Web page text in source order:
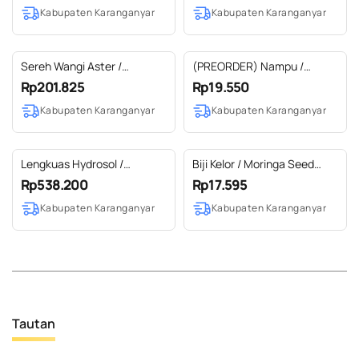
Kabupaten Karanganyar Kabupaten Karanganyar
Sereh Wangi Aster /
Citronella Ceylon Essential
Oil 100% Pure (500 ml SS
EXP)
Rp201.825
Kabupaten Karanganyar
(PREORDER) Nampu /
Sugandh Mantri Essential Oil
100% Pure
Rp19.550
Kabupaten Karanganyar
Lengkuas Hydrosol /
Hydrosol Galangal 100%
Pure (20 L)
Rp538.200
Kabupaten Karanganyar
Biji Kelor / Moringa Seed
Carrier Oil 100% Pure (2-100
ml)
Rp17.595
Kabupaten Karanganyar
Tautan